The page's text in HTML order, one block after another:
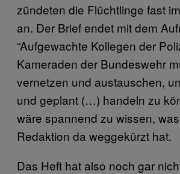
zündeten die Flüchtlinge fast
an. Der Brief endet mit dem
“Aufgewachte Kollegen der
Kameraden der Bundeswehr
vernetzen und austauschen,
und geplant (…) handeln zu
wäre spannend zu wissen,
Redaktion da weggekürzt hat.
Das Heft hat also noch gar